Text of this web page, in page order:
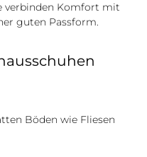
verbinden Komfort mit
guten Passform.
Böden wie Fliesen